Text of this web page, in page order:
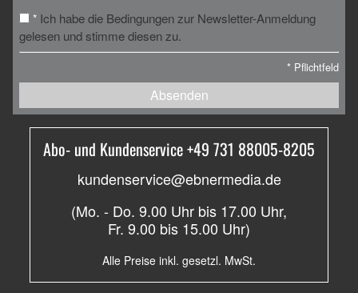
* Ich habe die Bedingungen zur Newsletter-Anmeldung
gelesen und stimme diesen zu.
* Pflichtfeld
Absenden
Abo- und Kundenservice +49 731 88005-8205
kundenservice@ebnermedia.de
(Mo. - Do. 9.00 Uhr bis 17.00 Uhr,
Fr. 9.00 bis 15.00 Uhr)
Alle Preise inkl. gesetzl. MwSt.